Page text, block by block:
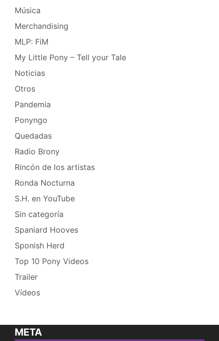
Música
Merchandising
MLP: FiM
My Little Pony – Tell your Tale
Noticias
Otros
Pandemia
Ponyngo
Quedadas
Radio Brony
Rincón de los artistas
Ronda Nocturna
S.H. en YouTube
Sin categoría
Spaniard Hooves
Sponish Herd
Top 10 Pony Videos
Trailer
Vídeos
META